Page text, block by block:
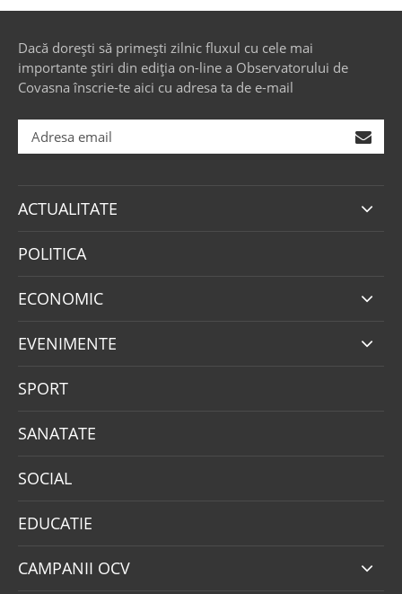
Dacă dorești să primești zilnic fluxul cu cele mai
importante știri din ediția on-line a Observatorului de
Covasna înscrie-te aici cu adresa ta de e-mail
ACTUALITATE
POLITICA
ECONOMIC
EVENIMENTE
SPORT
SANATATE
SOCIAL
EDUCATIE
CAMPANII OCV